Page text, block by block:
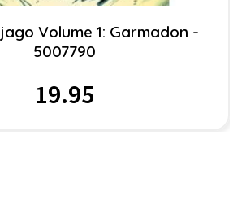
Volume 1: Garmadon -
5007790
19.95